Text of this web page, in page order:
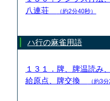
八連荘
（約2分40秒）
ハ行の麻雀用語
１３１．牌、牌温読み
給原点、牌交換
（約3